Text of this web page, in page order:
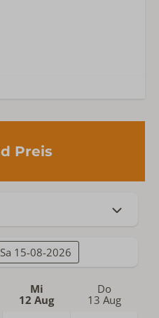
Preis
Sa 15-08-2026
Mi
12 Aug
Do
13 Aug